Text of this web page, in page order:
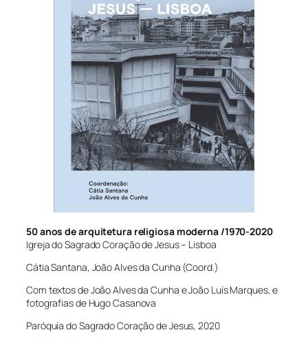
50 anos de arquitetura religiosa moderna /1970-2020
Igreja do Sagrado Coração de Jesus – Lisboa
Cátia Santana, João Alves da Cunha (Coord.)
Com textos de João Alves da Cunha e João Luís Marques, e
fotografias de Hugo Casanova
Paróquia do Sagrado Coração de Jesus, 2020